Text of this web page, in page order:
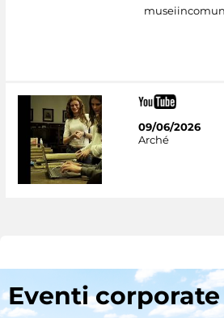
09/06/2026
Arché
Eventi corporate